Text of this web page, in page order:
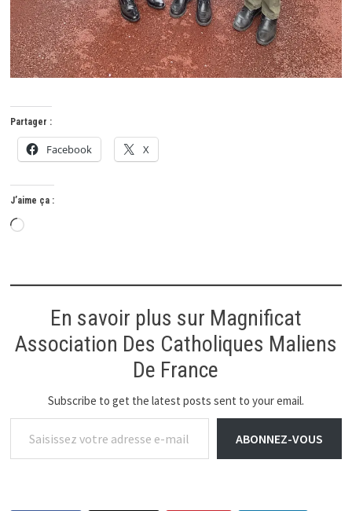
Partager :
Facebook X
J’aime ça :
Chargement…
En savoir plus sur Magnificat
Association Des Catholiques Maliens
De France
Subscribe to get the latest posts sent to your email.
Saisissez votre adresse e-mail…
ABONNEZ-VOUS